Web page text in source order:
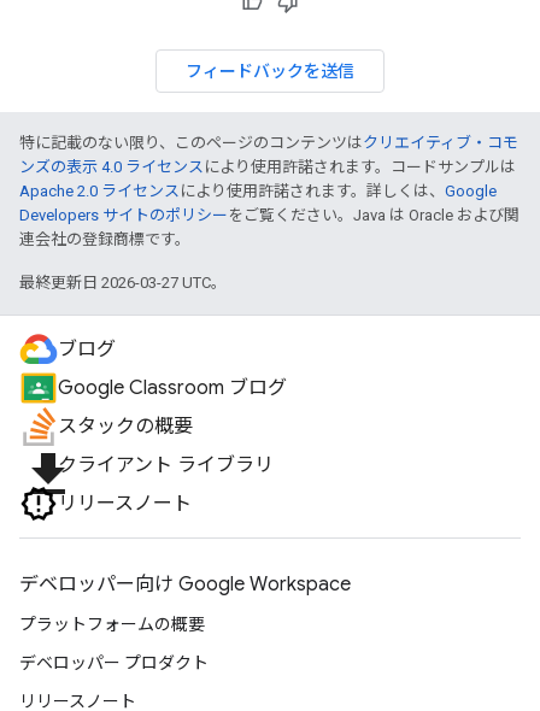
フィードバックを送信
特に記載のない限り、このページのコンテンツはクリエイティブ・コモ
ンズの表示 4.0 ライセンス により使用許諾されます。コードサンプルは
Apache 2.0 ライセンス により使用許諾されます。詳しくは、 Google
Developers サイトのポリシー をご覧ください。Java は Oracle および関
連会社の登録商標です。
最終更新日 2026-03-27 UTC。
ブログ
Google Classroom ブログ
スタックの概要
file_downloadクライアント ライブラリ
リリースノート
デベロッパー向け Google Workspace
プラットフォームの概要
デベロッパー プロダクト
リリースノート